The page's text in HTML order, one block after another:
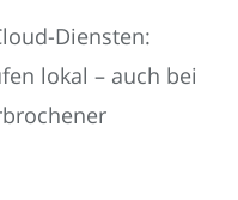
Diensten:
lokal – auch bei